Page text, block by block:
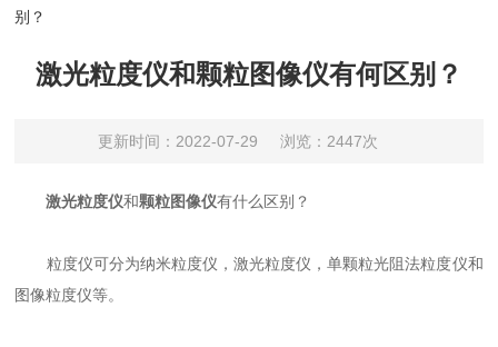
别？
激光粒度仪和颗粒图像仪有何区别？
更新时间：2022-07-29 浏览：2447次
激光粒度仪和颗粒图像仪有什么区别？
粒度仪可分为纳米粒度仪，激光粒度仪，单颗粒光阻法粒度仪和
图像粒度仪等。